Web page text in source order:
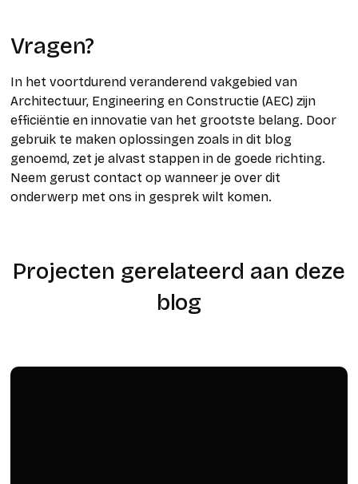
Vragen?
In het voortdurend veranderend vakgebied van
Architectuur, Engineering en Constructie (AEC) zijn
efficiëntie en innovatie van het grootste belang. Door
gebruik te maken oplossingen zoals in dit blog
genoemd, zet je alvast stappen in de goede richting.
Neem gerust contact op wanneer je over dit
onderwerp met ons in gesprek wilt komen.
Projecten gerelateerd aan deze
blog